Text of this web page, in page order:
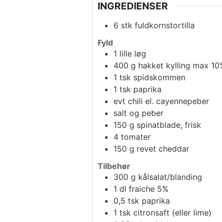
INGREDIENSER
6 stk fuldkornstortilla
Fyld
1 lille løg
400 g hakket kylling max
1 tsk spidskommen
1 tsk paprika
evt chili el. cayennepeber
salt og peber
150 g spinatblade, frisk
4 tomater
150 g revet cheddar
Tilbehør
300 g kålsalat/blanding
1 dl fraiche 5%
0,5 tsk paprika
1 tsk citronsaft (eller lime)